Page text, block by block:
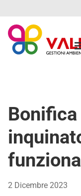
funziona
2 Dicembre 2023